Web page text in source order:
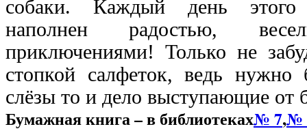
собаки. Каждый день этого
наполнен радостью,
приключениями! Только не
стопкой салфеток, ведь нужно
слёзы то и дело выступающие от
Бумажная книга – в библиотеках№ 7,№